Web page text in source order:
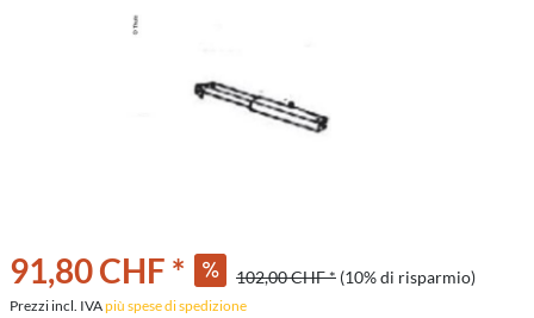
91,80 CHF * 102,00 CHF * (10% di risparmio)
Prezzi incl. IVApiù spese di spedizione